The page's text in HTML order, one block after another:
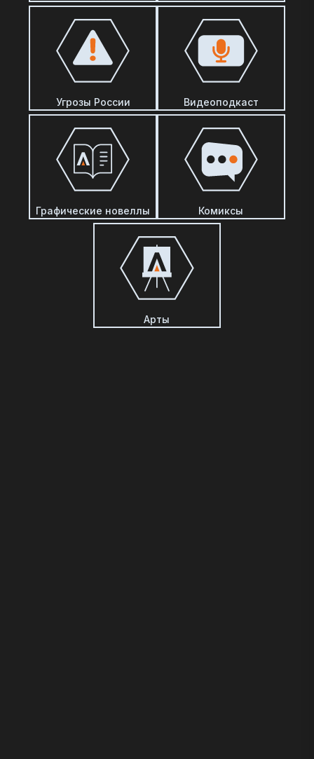
Угрозы России Видеоподкаст
Графические новеллы Комиксы
Арты